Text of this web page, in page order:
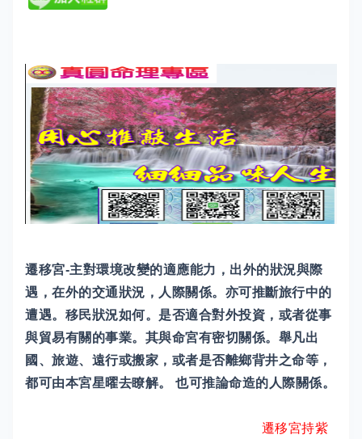
遷移宮-主對環境改變的適應能力，出外的狀況與際
遇，在外的交通狀況，人際關係。亦可推斷旅行中的
遭遇。移民狀況如何。是否適合對外投資，或者從事
與貿易有關的事業。其與命宮有密切關係。舉凡出
國、旅遊、遠行或搬家，或者是否離鄉背井之命等，
都可由本宮星曜去瞭解。 也可推論命造的人際關係。
遷移宮持紫